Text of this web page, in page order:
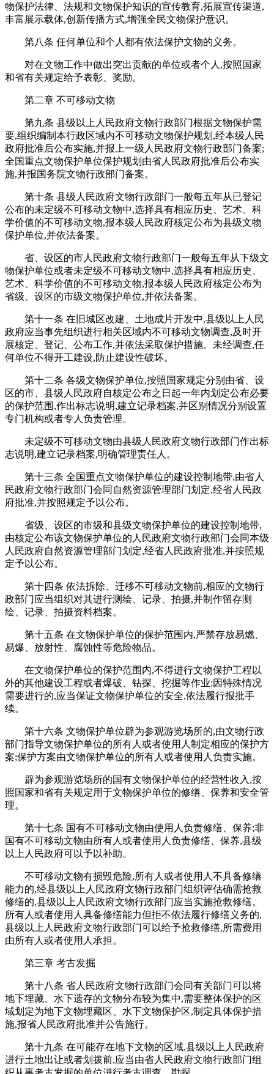
物保护法律、法规和文物保护知识的宣传教育,拓展宣传渠道,
丰富展示载体,创新传播方式,增强全民文物保护意识。
第八条 任何单位和个人都有依法保护文物的义务。
对在文物工作中做出突出贡献的单位或者个人,按照国家
和省有关规定给予表彰、奖励。
第二章 不可移动文物
第九条 县级以上人民政府文物行政部门根据文物保护需
要,组织编制本行政区域内不可移动文物保护规划,经本级人民
政府批准后公布实施,并报上一级人民政府文物行政部门备案;
全国重点文物保护单位保护规划由省人民政府批准后公布实
施,并报国务院文物行政部门备案。
第十条 县级人民政府文物行政部门一般每五年从已登记
公布的未定级不可移动文物中,选择具有相应历史、艺术、科
学价值的不可移动文物,报本级人民政府核定公布为县级文物
保护单位,并依法备案。
省、设区的市人民政府文物行政部门一般每五年从下级文
物保护单位或者未定级不可移动文物中,选择具有相应历史、
艺术、科学价值的不可移动文物,报本级人民政府核定公布为
省级、设区的市级文物保护单位,并依法备案。
第十一条 在旧城区改建、土地成片开发中,县级以上人民
政府应当事先组织进行相关区域内不可移动文物调查,及时开
展核定、登记、公布工作,并依法采取保护措施。未经调查,任
何单位不得开工建设,防止建设性破坏。
第十二条 各级文物保护单位,按照国家规定分别由省、设
区的市、县级人民政府自核定公布之日起一年内划定公布必要
的保护范围,作出标志说明,建立记录档案,并区别情况分别设置
专门机构或者专人负责管理。
未定级不可移动文物由县级人民政府文物行政部门作出标
志说明,建立记录档案,明确管理责任人。
第十三条 全国重点文物保护单位的建设控制地带,由省人
民政府文物行政部门会同自然资源管理部门划定,经省人民政
府批准,并按照规定予以公布。
省级、设区的市级和县级文物保护单位的建设控制地带,
由核定公布该文物保护单位的人民政府文物行政部门会同本级
人民政府自然资源管理部门划定,经省人民政府批准,并按照规
定予以公布。
第十四条 依法拆除、迁移不可移动文物前,相应的文物行
政部门应当组织对其进行测绘、记录、拍摄,并制作留存测
绘、记录、拍摄资料档案。
第十五条 在文物保护单位的保护范围内,严禁存放易燃、
易爆、放射性、腐蚀性等危险物品。
在文物保护单位的保护范围内,不得进行文物保护工程以
外的其他建设工程或者爆破、钻探、挖掘等作业;因特殊情况
需要进行的,应当保证文物保护单位的安全,依法履行报批手
续。
第十六条 文物保护单位辟为参观游览场所的,由文物行政
部门指导文物保护单位的所有人或者使用人制定相应的保护方
案;保护方案由文物保护单位的所有人或者使用人负责实施。
辟为参观游览场所的国有文物保护单位的经营性收入,按
照国家和省有关规定用于文物保护单位的修缮、保养和安全管
理。
第十七条 国有不可移动文物由使用人负责修缮、保养;非
国有不可移动文物由所有人或者使用人负责修缮、保养,县级
以上人民政府可以予以补助。
不可移动文物有损毁危险,所有人或者使用人不具备修缮
能力的,经县级以上人民政府文物行政部门组织评估确需抢救
修缮的,县级以上人民政府文物行政部门应当实施抢救修缮。
所有人或者使用人具备修缮能力但拒不依法履行修缮义务的,
县级以上人民政府文物行政部门可以给予抢救修缮,所需费用
由所有人或者使用人承担。
第三章 考古发掘
第十八条 省人民政府文物行政部门会同有关部门可以将
地下埋藏、水下遗存的文物分布较为集中,需要整体保护的区
域划定为地下文物埋藏区、水下文物保护区,制定具体保护措
施,报省人民政府批准并公告施行。
第十九条 在可能存在地下文物的区域,县级以上人民政府
进行土地出让或者划拨前,应当由省人民政府文物行政部门组